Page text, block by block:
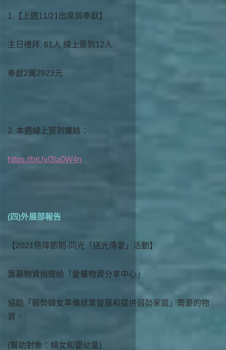
1.【上週11/21出席與奉獻】
主日禮拜: 61人 線上簽到12人
奉獻2萬2923元
2. 本週線上簽到連結：
https://bit.ly/3la0W4n
(四)外展部報告
【2021待降節期-同光「送光傳愛」活動】
籌募物資捐贈給「愛馨物資分享中心」
協助「弱勢婦女準備就業發展和提供弱勢家庭」需要的物
資。
(幫助對象：婦女和嬰幼童)